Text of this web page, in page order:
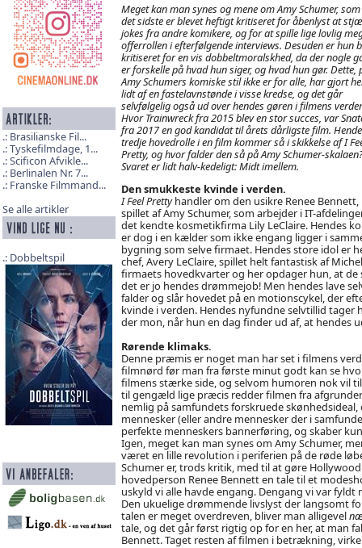
Brasilianske Fil...
Tyskefilmdage, 1...
Scificon Afvikle...
Berlinalen Nr. 7...
Franske Filmmand...
Se alle artikler
Dobbeltspil
Meget kan man synes og mene om Amy Schumer,
det sidste er blevet heftigt kritiseret for åbenlyst at
jokes fra andre komikere, og for at spille lige lovlig
offerrollen i efterfølgende interviews. Desuden er hun
kritiseret for en vis dobbeltmoralskhed, da der nogle
er forskelle på hvad hun siger, og hvad hun gør. Dette,
Amy Schumers komiske stil ikke er for alle, har gjort
lidt af en fastelavnstønde i visse kredse, og det går
selvfølgelig også ud over hendes gøren i filmens
Hvor Trainwreck fra 2015 blev en stor succes, var
fra 2017 en god kandidat til årets dårligste film.
tredje hovedrolle i en film kommer så i skikkelse af I
Pretty, og hvor falder den så på Amy Schumer-
Svaret er lidt halv-kedeligt: Midt imellem.
Den smukkeste kvinde i verden.
I Feel Prettyhandler om den usikre Renee Bennett,
spillet af Amy Schumer, som arbejder i IT-
det kendte kosmetikfirma Lily LeClaire. Hendes
er dog i en kælder som ikke engang ligger i
bygning som selve firmaet. Hendes store idol er
chef, Avery LeClaire, spillet helt fantastisk af
firmaets hovedkvarter og her opdager hun, at
det er jo hendes drømmejob! Men hendes lave
falder og slår hovedet på en motionscykel, der
kvinde i verden. Hendes nyfundne selvtillid
der mon, når hun en dag finder ud af, at hendes
Rørende klimaks.
Denne præmis er noget man har set i filmens
filmnørd før man fra første minut godt kan se
filmens stærke side, og selvom humoren nok vil
til gengæld lige præcis redder filmen fra
nemlig på samfundets forskruede
mennesker (eller andre mennesker der i
perfekte menneskers bannerføring, og skaber
Igen, meget kan man synes om Amy Schumer,
været en lille revolution i periferien på de røde
Schumer er, trods kritik, med til at gøre
hovedperson Renee Bennett en tale til et
uskyld vi alle havde engang. Dengang vi var
Den ukuelige drømmende livslyst der langsomt
talen er meget overdreven, bliver man alligevel
tale, og det går først rigtig op for en her, at man
Bennett. Taget resten af filmen i betrækning,